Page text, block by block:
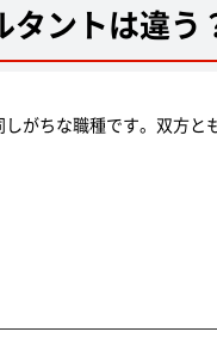
ントは違う
がちな職種です。双方